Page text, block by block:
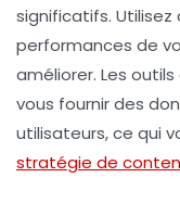
significatifs. Utilisez
performances de
améliorer. Les
vous fournir des
utilisateurs, ce qui
stratégie de